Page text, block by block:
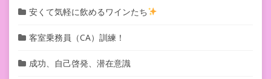
安くて気軽に飲めるワインたち
客室乗務員（CA）訓練！
成功、自己啓発、潜在意識